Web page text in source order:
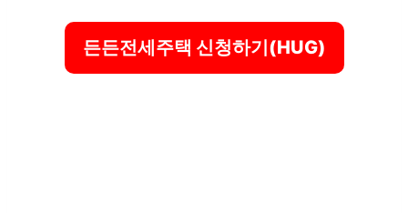
든든전세주택 신청하기(HUG)